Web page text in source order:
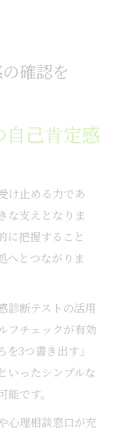
確認を
己肯定感
け止める力であ
な支えとなりま
に把握すること
へとつながりま
診断テストの活用
フチェックが有効
3つ書き出す」
いったシンプルな
です。
心理相談窓口が充